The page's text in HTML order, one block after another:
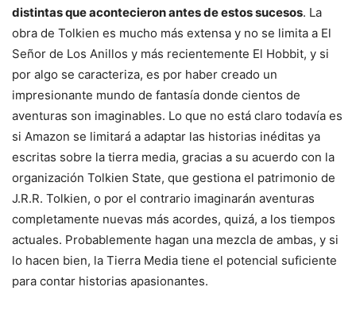
distintas que acontecieron antes de estos sucesos. La
obra de Tolkien es mucho más extensa y no se limita a El
Señor de Los Anillos y más recientemente El Hobbit, y si
por algo se caracteriza, es por haber creado un
impresionante mundo de fantasía donde cientos de
aventuras son imaginables. Lo que no está claro todavía es
si Amazon se limitará a adaptar las historias inéditas ya
escritas sobre la tierra media, gracias a su acuerdo con la
organización Tolkien State, que gestiona el patrimonio de
J.R.R. Tolkien, o por el contrario imaginarán aventuras
completamente nuevas más acordes, quizá, a los tiempos
actuales. Probablemente hagan una mezcla de ambas, y si
lo hacen bien, la Tierra Media tiene el potencial suficiente
para contar historias apasionantes.